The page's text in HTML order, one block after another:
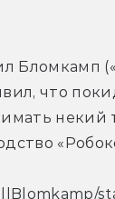
Бломкамп
что
некий